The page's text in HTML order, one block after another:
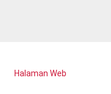
Halaman Web